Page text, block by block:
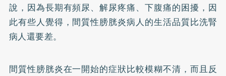
說，因為長期有頻尿、解尿疼痛、下腹痛的困擾，因
此有些人覺得，間質性膀胱炎病人的生活品質比洗腎
病人還要差。
間質性膀胱炎在一開始的症狀比較模糊不清，而且反